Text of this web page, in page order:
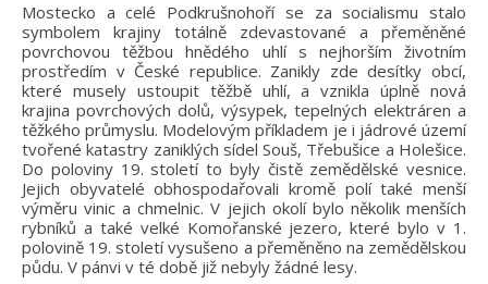
Mostecko a celé Podkrušnohoří se za socialismu stalo
symbolem krajiny totálně zdevastované a přeměněné
povrchovou těžbou hnědého uhlí s nejhorším životním
prostředím v České republice. Zanikly zde desítky obcí,
které musely ustoupit těžbě uhlí, a vznikla úplně nová
krajina povrchových dolů, výsypek, tepelných elektráren a
těžkého průmyslu. Modelovým příkladem je i jádrové území
tvořené katastry zaniklých sídel Souš, Třebušice a Holešice.
Do poloviny 19. století to byly čistě zemědělské vesnice.
Jejich obyvatelé obhospodařovali kromě polí také menší
výměru vinic a chmelnic. V jejich okolí bylo několik menších
rybníků a také velké Komořanské jezero, které bylo v 1.
polovině 19. století vysušeno a přeměněno na zemědělskou
půdu. V pánvi v té době již nebyly žádné lesy.